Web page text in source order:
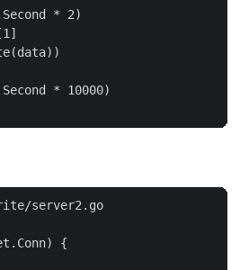
* 2)
* 10000)
server2.go
{